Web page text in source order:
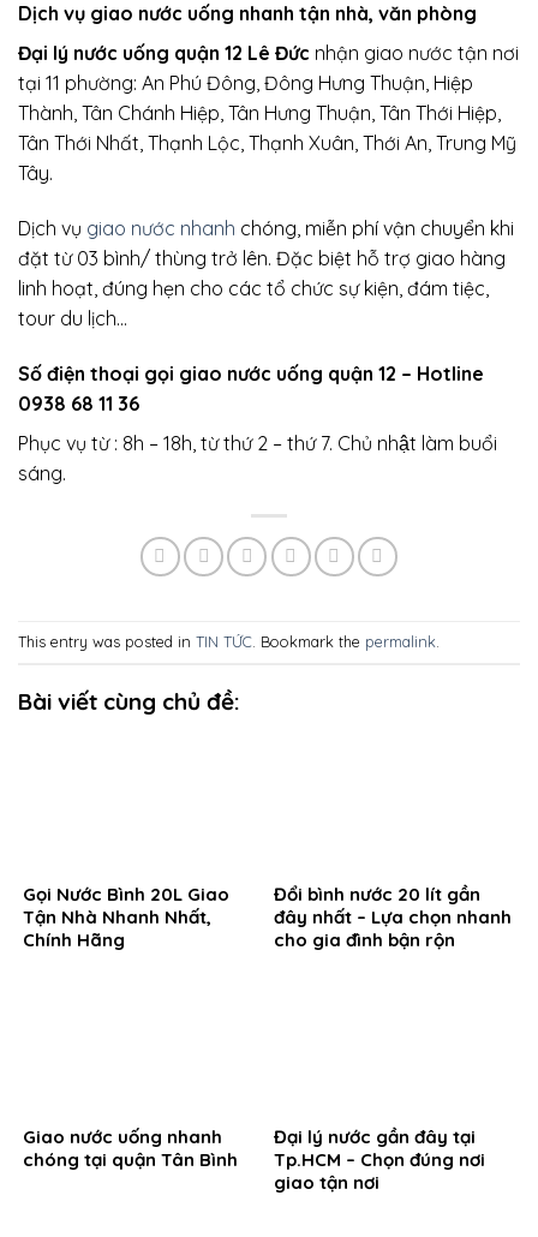
Dịch vụ giao nước uống nhanh tận nhà, văn phòng
Đại lý nước uống quận 12 Lê Đức nhận giao nước tận nơi
tại 11 phường: An Phú Đông, Đông Hưng Thuận, Hiệp
Thành, Tân Chánh Hiệp, Tân Hưng Thuận, Tân Thới Hiệp,
Tân Thới Nhất, Thạnh Lộc, Thạnh Xuân, Thới An, Trung Mỹ
Tây.
Dịch vụ giao nước nhanh chóng, miễn phí vận chuyển khi
đặt từ 03 bình/ thùng trở lên. Đặc biệt hỗ trợ giao hàng
linh hoạt, đúng hẹn cho các tổ chức sự kiện, đám tiệc,
tour du lịch…
Số điện thoại gọi giao nước uống quận 12 – Hotline
0938 68 11 36
Phục vụ từ : 8h – 18h, từ thứ 2 – thứ 7. Chủ nhật làm buổi
sáng.
This entry was posted in TIN TỨC. Bookmark the permalink.
Bài viết cùng chủ đề:
Gọi Nước Bình 20L Giao
Tận Nhà Nhanh Nhất,
Chính Hãng
Đổi bình nước 20 lít gần
đây nhất – Lựa chọn nhanh
cho gia đình bận rộn
Giao nước uống nhanh
chóng tại quận Tân Bình
Đại lý nước gần đây tại
Tp.HCM – Chọn đúng nơi
giao tận nơi